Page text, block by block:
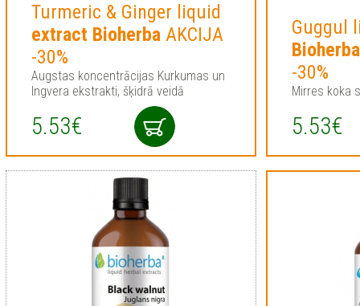
Turmeric & Ginger liquid
extract BioherbaAKCIJA
-30%
Augstas koncentrācijas Kurkumas un
Ingvera ekstrakti, šķidrā veidā
5.53€
Guggul
Bioherba
-30%
Mirres koka
5.53€